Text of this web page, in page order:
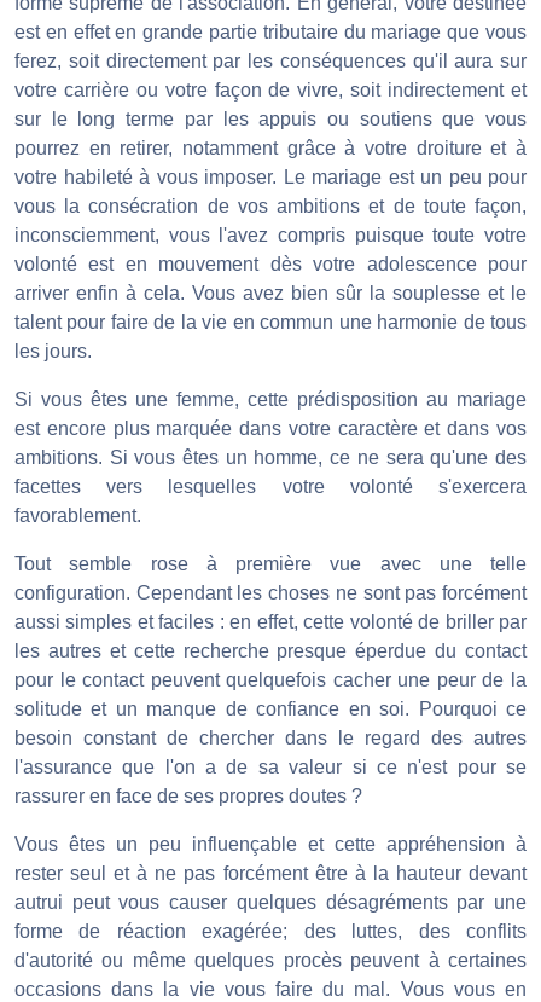
est en effet en grande partie tributaire du mariage que vous
ferez, soit directement par les conséquences qu'il aura sur
votre carrière ou votre façon de vivre, soit indirectement et
sur le long terme par les appuis ou soutiens que vous
pourrez en retirer, notamment grâce à votre droiture et à
votre habileté à vous imposer. Le mariage est un peu pour
vous la consécration de vos ambitions et de toute façon,
inconsciemment, vous l'avez compris puisque toute votre
volonté est en mouvement dès votre adolescence pour
arriver enfin à cela. Vous avez bien sûr la souplesse et le
talent pour faire de la vie en commun une harmonie de tous
les jours.
Si vous êtes une femme, cette prédisposition au mariage
est encore plus marquée dans votre caractère et dans vos
ambitions. Si vous êtes un homme, ce ne sera qu'une des
facettes vers lesquelles votre volonté s'exercera
favorablement.
Tout semble rose à première vue avec une telle
configuration. Cependant les choses ne sont pas forcément
aussi simples et faciles : en effet, cette volonté de briller par
les autres et cette recherche presque éperdue du contact
pour le contact peuvent quelquefois cacher une peur de la
solitude et un manque de confiance en soi. Pourquoi ce
besoin constant de chercher dans le regard des autres
l'assurance que l'on a de sa valeur si ce n'est pour se
rassurer en face de ses propres doutes ?
Vous êtes un peu influençable et cette appréhension à
rester seul et à ne pas forcément être à la hauteur devant
autrui peut vous causer quelques désagréments par une
forme de réaction exagérée; des luttes, des conflits
d'autorité ou même quelques procès peuvent à certaines
occasions dans la vie vous faire du mal. Vous vous en